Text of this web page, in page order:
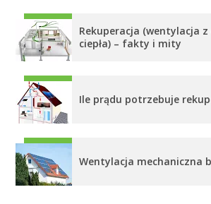
Rekuperacja (wentylacja
ciepła) – fakty i mity
Ile prądu potrzebuje
Wentylacja mechaniczna